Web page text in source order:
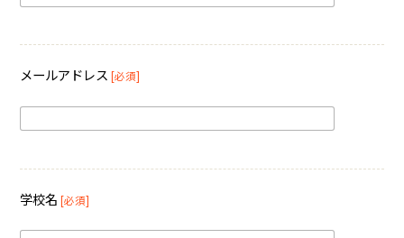
メールアドレス[必須]
学校名[必須]